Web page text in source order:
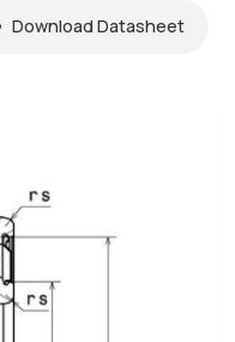
Download Datasheet